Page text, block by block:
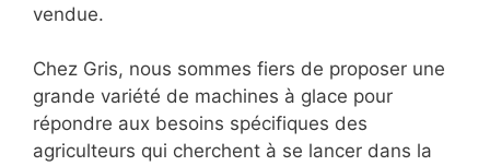
vendue.
Chez Gris, nous sommes fiers de proposer une
grande variété de machines à glace pour
répondre aux besoins spécifiques des
agriculteurs qui cherchent à se lancer dans la